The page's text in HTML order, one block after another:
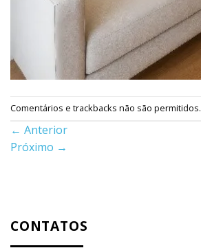
Comentários e trackbacks não são permitidos.
← Anterior
Próximo →
CONTATOS